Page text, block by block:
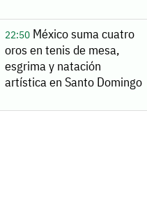
22:50México suma cuatro
oros en tenis de mesa,
esgrima y natación
artística en Santo Domingo